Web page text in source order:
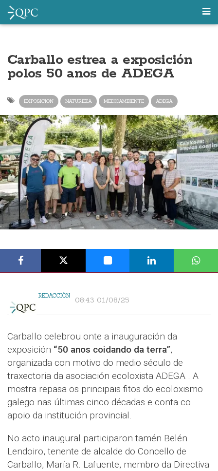
Carballo estrea a exposición
polos 50 anos de ADEGA
EXPOSICION NATUREZA MEDIOAMBIENTE ADEGA
REDACCIÓN 08:43 01/08/25
Carballo celebrou onte a inauguración da
exposición “50 anos coidando da terra”,
organizada con motivo do medio século de
traxectoria da asociación ecoloxista ADEGA . A
mostra repasa os principais fitos do ecoloxismo
galego nas últimas cinco décadas e conta co
apoio da institución provincial.
No acto inaugural participaron tamén Belén
Lendoiro, tenente de alcalde do Concello de
Carballo, María R. Lafuente, membro da Directiva